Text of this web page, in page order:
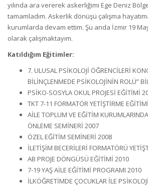
yılında ara vererek askerliğimi Ege Deniz
tamamladım. Askerlik dönüşü çalışma
kurumlarda devam ettim. Şu anda İzmir 19
olarak çalışmaktayım.
Katıldığım Eğitimler:
7. ULUSAL PSİKOLOJİ ÖĞRENCİLERİ
BİLİNÇLENMEDE PSİKOLOJİNİN ROLÜ”
PSİKO-SOSYLA OKUL PROJESİ EĞİTİMİ
TKT 7-11 FORMATÖR YETİŞTİRME
AİLE TOPLUM VE EĞİTİM
ÖNLEME SEMİNERİ 2007
ÖZEL EĞİTİM SEMİNERİ 2008
İLETİŞİM BECERİLERİ FORMATÖRÜ
AB PROJE DÖNGÜSÜ EĞİTİMİ 2010
7-19 YAŞ AİLE EĞİTİMİ PROGRAMI 2010
İLKÖĞRETİMDE ÇOCUKLAR İLE